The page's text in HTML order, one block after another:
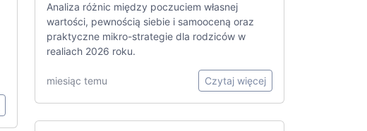
Analiza różnic między poczuciem własnej
wartości, pewnością siebie i samooceną oraz
praktyczne mikro-strategie dla rodziców w
realiach 2026 roku.
miesiąc temu Czytaj więcej